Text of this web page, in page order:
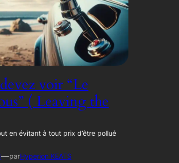
voir “Le
( Leaving the
en évitant à tout prix d’être pollué
—parHyperion KEATS